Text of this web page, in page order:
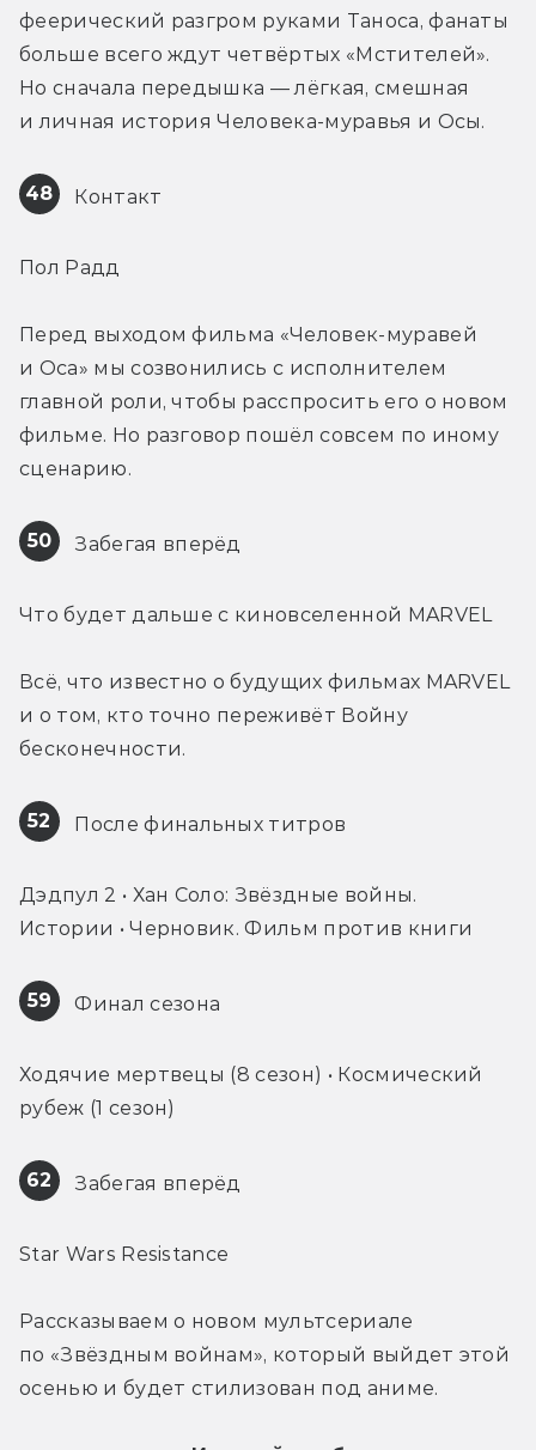
феерический разгром руками Таноса, фанаты
больше всего ждут четвёртых «Мстителей».
Но сначала передышка — лёгкая, смешная
и личная история Человека-муравья и Осы.
48 Контакт
Пол Радд
Перед выходом фильма «Человек-муравей
и Оса» мы созвонились с исполнителем
главной роли, чтобы расспросить его о новом
фильме. Но разговор пошёл совсем по иному
сценарию.
50 Забегая вперёд
Что будет дальше с киновселенной MARVEL
Всё, что известно о будущих фильмах MARVEL
и о том, кто точно переживёт Войну
бесконечности.
52 После финальных титров
Дэдпул 2 • Хан Соло: Звёздные войны.
Истории • Черновик. Фильм против книги
59 Финал сезона
Ходячие мертвецы (8 сезон) • Космический
рубеж (1 сезон)
62 Забегая вперёд
Star Wars Resistance
Рассказываем о новом мультсериале
по «Звёздным войнам», который выйдет этой
осенью и будет стилизован под аниме.